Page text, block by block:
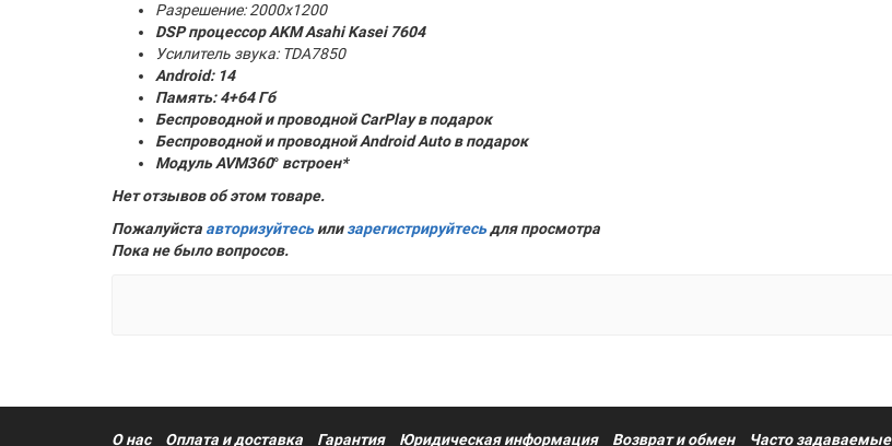
Разрешение: 2000x1200
DSP процессор AKM Asahi Kasei 7604
Усилитель звука: TDA7850
Android: 14
Память:4+64 Гб
Беспроводной и проводной CarPlay в подарок
Беспроводной и проводной Android Auto в подарок
Модуль AVM360° встроен*
Нет отзывов об этом товаре.
Пожалуйста авторизуйтесьилизарегистрируйтесьдля просмотра
Пока не было вопросов.
О нас Оплата и доставка Гарантия Юридическая информация Возврат и обмен Часто задаваемые